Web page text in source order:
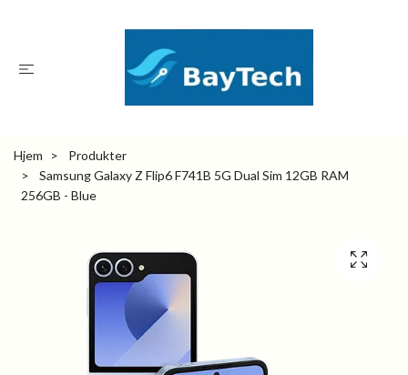
Hjem
Produkter
Samsung Galaxy Z Flip6 F741B 5G Dual Sim 12GB RAM
256GB - Blue